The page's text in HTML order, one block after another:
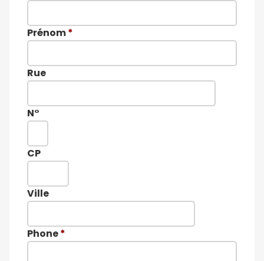
Prénom*
Rue
N°
CP
Ville
Phone*